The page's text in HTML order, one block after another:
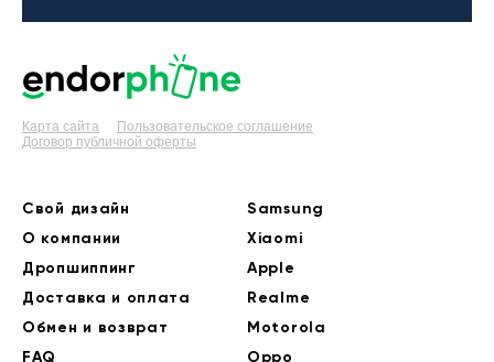
Карта сайта
Пользовательское соглашение
Договор публичной оферты
Свой дизайн
О компании
Дропшиппинг
Доставка и оплата
Обмен и возврат
FAQ
Samsung
Xiaomi
Apple
Realme
Motorola
Oppo